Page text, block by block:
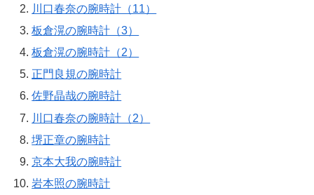
川口春奈の腕時計（11）
板倉滉の腕時計（3）
板倉滉の腕時計（2）
正門良規の腕時計
佐野晶哉の腕時計
川口春奈の腕時計（2）
堺正章の腕時計
京本大我の腕時計
岩本照の腕時計